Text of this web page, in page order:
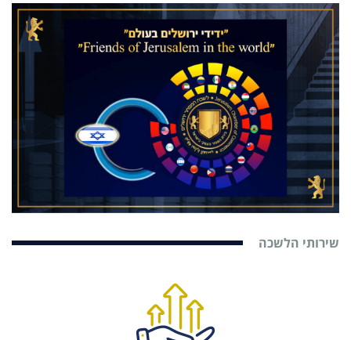
שירותי הלשכה